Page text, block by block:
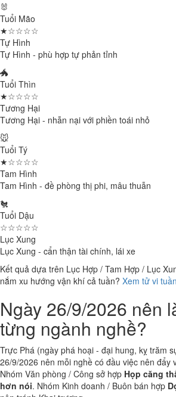
🐰
Tuổi Mão
★☆☆☆☆
Tự Hình
Tự Hình - phù hợp tự phản tỉnh
🐲
Tuổi Thìn
★☆☆☆☆
Tương Hại
Tương Hại - nhẫn nại với phiền toái nhỏ
🐭
Tuổi Tý
★☆☆☆☆
Tam Hình
Tam Hình - đề phòng thị phi, mâu thuẫn
🐔
Tuổi Dậu
☆☆☆☆☆
Lục Xung
Lục Xung - cẩn thận tài chính, lái xe
Kết quả dựa trên Lục Hợp / Tam Hợp / Lục
nắm xu hướng vận khí cả tuần? Xem tử vi
Ngày 26/9/2026 nên
từng ngành nghề?
Trực Phá (ngày phá hoại - đại hung, kỵ trăm
26/9/2026 nên mỗi nghề có đầu việc nên đẩy
Nhóm Văn phòng / Công sở hợp Họp căng
hơn nói. Nhóm Kinh doanh / Buôn bán hợp